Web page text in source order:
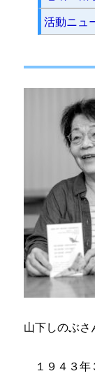
活動ニュ
山下しのぶ
１９４３年